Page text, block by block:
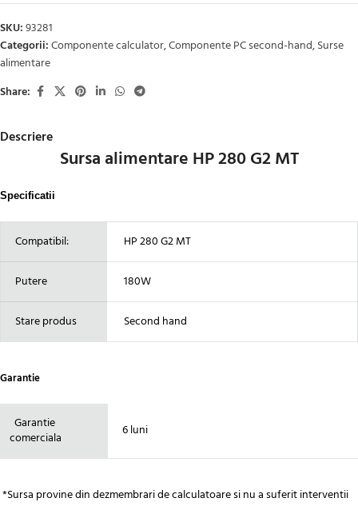
SKU:93281
Categorii:Componente calculator,Componente PC second-hand,Surse
alimentare
Share:
Descriere
Sursa alimentare HP 280 G2 MT
Specificatii
Compatibil: HP 280 G2 MT
Putere 180W
Stare produs Second hand
Garantie
Garantie
comerciala
6 luni
*Sursa provine din dezmembrari de calculatoare si nu a suferit interventii